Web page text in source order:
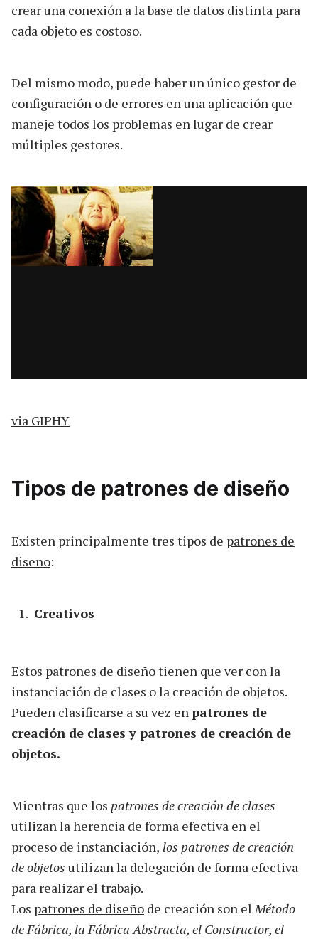
crear una conexión a la base de datos distinta para
cada objeto es costoso.
Del mismo modo, puede haber un único gestor de
configuración o de errores en una aplicación que
maneje todos los problemas en lugar de crear
múltiples gestores.
via GIPHY
Tipos de patrones de diseño
Existen principalmente tres tipos de patrones de
diseño:
Creativos
Estos patrones de diseñotienen que ver con la
instanciación de clases o la creación de objetos.
Pueden clasificarse a su vez en patrones de
creación de clases y patrones de creación de
objetos.
Mientras que los patrones de creación de clases
utilizan la herencia de forma efectiva en el
proceso de instanciación, los patrones de creación
de objetos utilizan la delegación de forma efectiva
para realizar el trabajo.
Los patrones de diseño de creación son elMétodo
de Fábrica, la Fábrica Abstracta, el Constructor, el